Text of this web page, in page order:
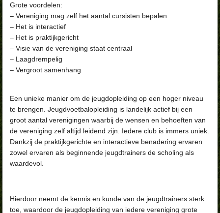
Grote voordelen:
– Vereniging mag zelf het aantal cursisten bepalen
– Het is interactief
– Het is praktijkgericht
– Visie van de vereniging staat centraal
– Laagdrempelig
– Vergroot samenhang
Een unieke manier om de jeugdopleiding op een hoger niveau
te brengen. Jeugdvoetbalopleiding is landelijk actief bij een
groot aantal verenigingen waarbij de wensen en behoeften van
de vereniging zelf altijd leidend zijn. Iedere club is immers uniek.
Dankzij de praktijkgerichte en interactieve benadering ervaren
zowel ervaren als beginnende jeugdtrainers de scholing als
waardevol.
Hierdoor neemt de kennis en kunde van de jeugdtrainers sterk
toe, waardoor de jeugdopleiding van iedere vereniging grote